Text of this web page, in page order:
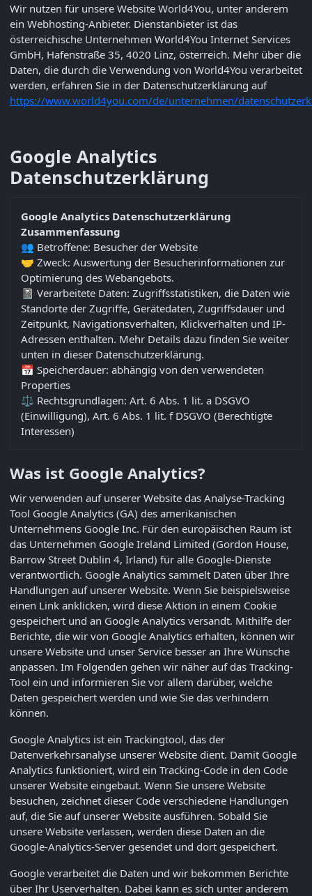
Wir nutzen für unsere Website World4You, unter anderem
ein Webhosting-Anbieter. Dienstanbieter ist das
österreichische Unternehmen World4You Internet Services
GmbH, Hafenstraße 35, 4020 Linz, österreich. Mehr über die
Daten, die durch die Verwendung von World4You verarbeitet
werden, erfahren Sie in der Datenschutzerklärung auf
https://www.world4you.com/de/unternehmen/
Google Analytics
Datenschutzerklärung
Google Analytics Datenschutzerklärung
Zusammenfassung
👥 Betroffene: Besucher der Website
🤝 Zweck: Auswertung der Besucherinformationen zur
Optimierung des Webangebots.
📓 Verarbeitete Daten: Zugriffsstatistiken, die Daten wie
Standorte der Zugriffe, Gerätedaten, Zugriffsdauer und
Zeitpunkt, Navigationsverhalten, Klickverhalten und IP-
Adressen enthalten. Mehr Details dazu finden Sie weiter
unten in dieser Datenschutzerklärung.
📅 Speicherdauer: abhängig von den verwendeten
Properties
⚖️ Rechtsgrundlagen: Art. 6 Abs. 1 lit. a DSGVO
(Einwilligung), Art. 6 Abs. 1 lit. f DSGVO (Berechtigte
Interessen)
Was ist Google Analytics?
Wir verwenden auf unserer Website das Analyse-Tracking
Tool Google Analytics (GA) des amerikanischen
Unternehmens Google Inc. Für den europäischen Raum ist
das Unternehmen Google Ireland Limited (Gordon House,
Barrow Street Dublin 4, Irland) für alle Google-Dienste
verantwortlich. Google Analytics sammelt Daten über Ihre
Handlungen auf unserer Website. Wenn Sie beispielsweise
einen Link anklicken, wird diese Aktion in einem Cookie
gespeichert und an Google Analytics versandt. Mithilfe der
Berichte, die wir von Google Analytics erhalten, können wir
unsere Website und unser Service besser an Ihre Wünsche
anpassen. Im Folgenden gehen wir näher auf das Tracking-
Tool ein und informieren Sie vor allem darüber, welche
Daten gespeichert werden und wie Sie das verhindern
können.
Google Analytics ist ein Trackingtool, das der
Datenverkehrsanalyse unserer Website dient. Damit Google
Analytics funktioniert, wird ein Tracking-Code in den Code
unserer Website eingebaut. Wenn Sie unsere Website
besuchen, zeichnet dieser Code verschiedene Handlungen
auf, die Sie auf unserer Website ausführen. Sobald Sie
unsere Website verlassen, werden diese Daten an die
Google-Analytics-Server gesendet und dort gespeichert.
Google verarbeitet die Daten und wir bekommen Berichte
über Ihr Userverhalten. Dabei kann es sich unter anderem